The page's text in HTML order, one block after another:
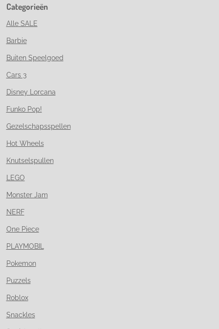
Categorieën
Alle SALE
Barbie
Buiten Speelgoed
Cars 3
Disney Lorcana
Funko Pop!
Gezelschapsspellen
Hot Wheels
Knutselspullen
LEGO
Monster Jam
NERF
One Piece
PLAYMOBIL
Pokemon
Puzzels
Roblox
Snackles